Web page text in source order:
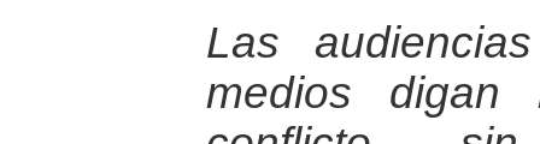
Las
medios